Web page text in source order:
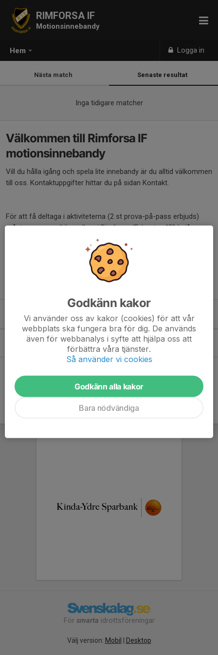
Hem Logga in
RIMFORSA IF
Motionsinnebandy
Nästa match Senaste resultat
Inga tidigare matcher
Välkommen till Rimforsa IF
motionsinnebandy
Vill du hålla igång och spela lite innebandy är du alltid välkommen
till oss. Kontaktuppgifter hittar du på sidan Kontakt.
För att få deltaga i aktiviteterna (2 st prova-på-pass erbjuds)
måste man vara/bli medlem i Rimforsa IF, kostar 450 kr/år.
Träningsavgift 300 kr/år samt licenseavgift på 100 kr/år
tillkommer enligt 2026 års avgifter.
Föreningen ordinarie ungdomsverksamhet går före vid
Kommande aktiviteter
Sön 9/8 Motionsinnebandy
Åsundahallen
För smarta idrottsföreningar
Välj version: Mobil Desktop
Godkänn kakor
Vi använder oss av kakor (cookies) för att vår
webbplats ska fungera bra för dig. De används
även för webbanalys i syfte att hjälpa oss att
förbättra våra tjänster.
Så använder vi cookies
Godkänn alla kakor
Bara nödvändiga